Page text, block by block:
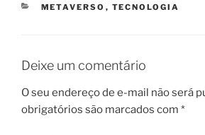
CATEGORIAS
METAVERSO , TECNOLOGIA
Deixe um comentário
O seu endereço de e-mail não será
obrigatórios são marcados com *